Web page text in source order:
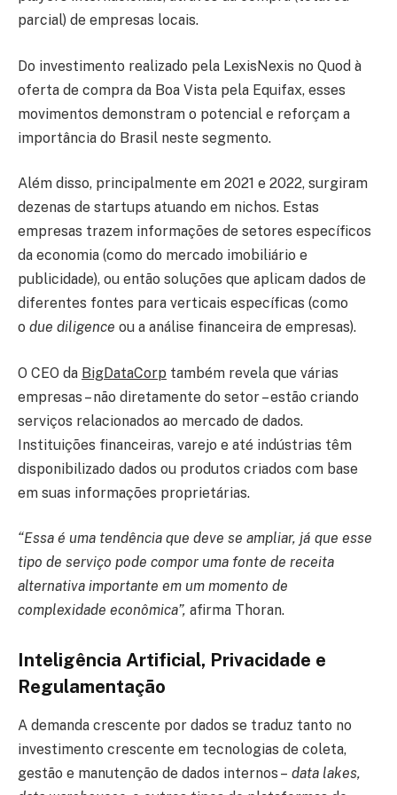
parcial) de empresas locais.
Do investimento realizado pela LexisNexis no Quod à
oferta de compra da Boa Vista pela Equifax, esses
movimentos demonstram o potencial e reforçam a
importância do Brasil neste segmento.
Além disso, principalmente em 2021 e 2022, surgiram
dezenas de startups atuando em nichos. Estas
empresas trazem informações de setores específicos
da economia (como do mercado imobiliário e
publicidade), ou então soluções que aplicam dados de
diferentes fontes para verticais específicas (como
o due diligence ou a análise financeira de empresas).
O CEO da BigDataCorp também revela que várias
empresas – não diretamente do setor – estão criando
serviços relacionados ao mercado de dados.
Instituições financeiras, varejo e até indústrias têm
disponibilizado dados ou produtos criados com base
em suas informações proprietárias.
“Essa é uma tendência que deve se ampliar, já que esse
tipo de serviço pode compor uma fonte de receita
alternativa importante em um momento de
complexidade econômica”, afirma Thoran.
Inteligência Artificial, Privacidade e
Regulamentação
A demanda crescente por dados se traduz tanto no
investimento crescente em tecnologias de coleta,
gestão e manutenção de dados internos – data lakes,